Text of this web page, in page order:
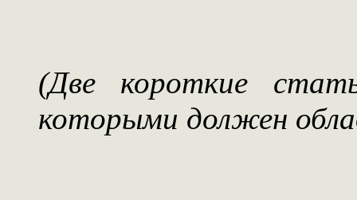
(Две короткие
которыми должен